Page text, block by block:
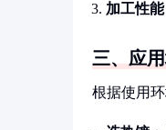
加工性能
三、应
根据使用